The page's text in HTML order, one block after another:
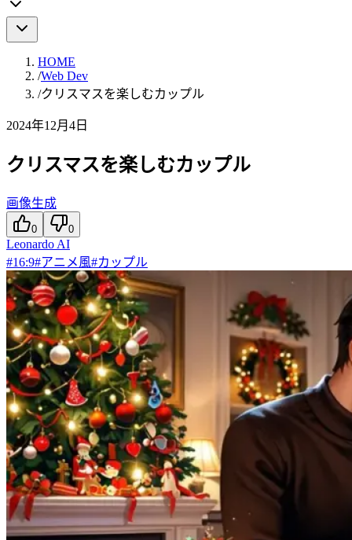
HOME
/Web Dev
/クリスマスを楽しむカップル
2024年12月4日
クリスマスを楽しむカップル
画像生成
0 0
Leonardo AI
#16:9#アニメ風#カップル